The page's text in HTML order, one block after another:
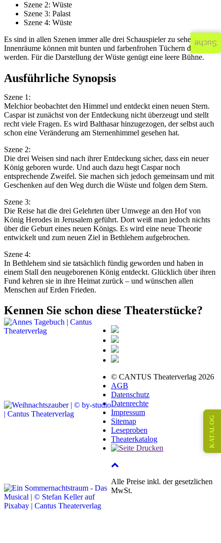
Szene 2: Wüste
Szene 3: Palast
Szene 4: Wüste
Es sind in allen Szenen immer alle drei Schauspieler zu sehen. Die
Innenräume können mit bunten und farbenfrohen Tüchern dekoriert
werden. Für die Darstellung der Wüste genügt eine leere Bühne.
Ausführliche Synopsis
Szene 1:
Melchior beobachtet den Himmel und entdeckt einen neuen Stern.
Caspar ist zunächst von der Entdeckung nicht überzeugt und stellt
recht viele Fragen. Es wird Balthasar hinzugezogen, der selbst auch
schon eine Veränderung am Sternenhimmel gesehen hat.
Szene 2:
Die drei Weisen sind nach ihrer Entdeckung sicher, dass ein neuer
König geboren wurde. Und auch dazu hegt Caspar noch
entsprechende Zweifel. Sie machen sich jedoch gemeinsam und mit
Geschenken auf den Weg durch die Wüste und folgen dem Stern.
Szene 3:
Die Reise hat die drei Gelehrten über Umwege an den Hof von
König Herodes in Jerusalem geführt. Dort weiß man jedoch nichts
über die Geburt eines neuen Königs. Es wird eine neue Theorie
entwickelt und zum neuen Ziel in Bethlehem aufgebrochen.
Szene 4:
In Bethlehem sind sie tatsächlich fündig geworden und haben in
einem Stall den neugeborenen König entdeckt. Glücklich über ihren
Fund kehren sie in ihre Heimat zurück – und wünschen allen
Menschen auf Erden Frieden.
Kennen Sie schon diese Theaterstücke?
© CANTUS Theaterverlag 2026
AGB
Datenschutz
Datenrechte
Impressum
Sitemap
Leseproben
Theaterkatalog
Alle Preise inkl. der gesetzlichen
MwSt.
KATALOG
Suche